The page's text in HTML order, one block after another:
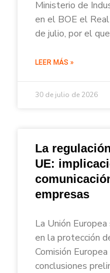
Ministerio de
en el BOE el
de julio, por el
LEER MÁS »
30 de julio de 2026
La
UE:
empresas
La Unión
en la protección
Comisión
conclusiones